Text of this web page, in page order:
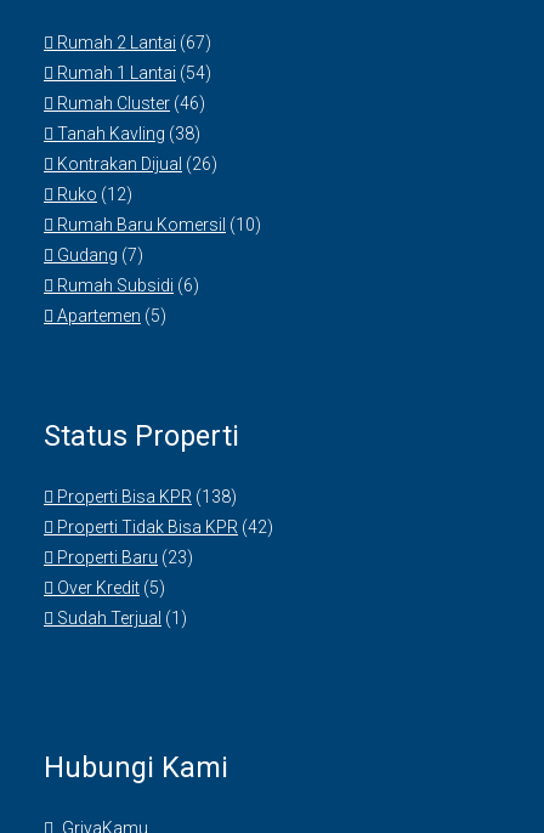
Rumah 2 Lantai (67)
Rumah 1 Lantai (54)
Rumah Cluster (46)
Tanah Kavling (38)
Kontrakan Dijual (26)
Ruko (12)
Rumah Baru Komersil (10)
Gudang (7)
Rumah Subsidi (6)
Apartemen (5)
Status Properti
Properti Bisa KPR (138)
Properti Tidak Bisa KPR (42)
Properti Baru (23)
Over Kredit (5)
Sudah Terjual (1)
Hubungi Kami
GriyaKamu